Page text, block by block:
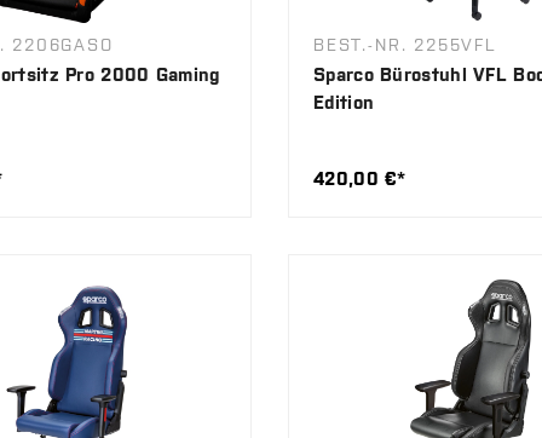
2206GASO
Pro 2000 Gaming
BEST.-NR. 2255VFL
Sparco Bürostuhl VFL
Edition
420,00 €*